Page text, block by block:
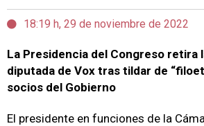
18:19 h, 29 de noviembre de 2022
La Presidencia del Congreso retira
diputada de Vox tras tildar de
socios del Gobierno
El presidente en funciones de la